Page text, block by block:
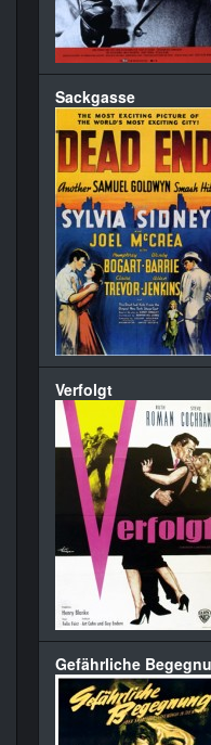
Sackgasse
Verfolgt
Gefährliche